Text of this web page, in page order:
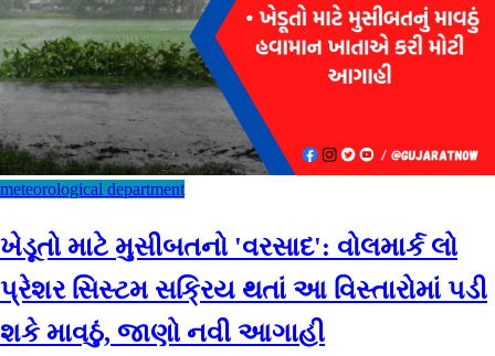
meteorological department
ખેડૂતો માટે મુસીબતનો 'વરસાદ': વોલમાર્ક લો
પ્રેશર સિસ્ટમ સક્રિય થતાં આ વિસ્તારોમાં પડી
શકે માવઠું, જાણો નવી આગાહી